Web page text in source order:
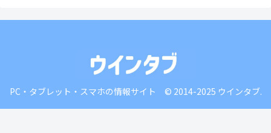
PC・タブレット・スマホの情報サイト © 2014-2025 ウインタブ.